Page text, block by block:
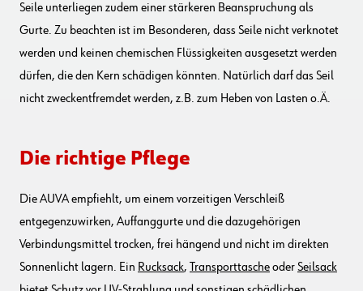
Seile unterliegen zudem einer stärkeren Beanspruchung als
Gurte. Zu beachten ist im Besonderen, dass Seile nicht verknotet
werden und keinen chemischen Flüssigkeiten ausgesetzt werden
dürfen, die den Kern schädigen könnten. Natürlich darf das Seil
nicht zweckentfremdet werden, z.B. zum Heben von Lasten o.Ä.
Die richtige Pflege
Die AUVA empfiehlt, um einem vorzeitigen Verschleiß
entgegenzuwirken, Auffanggurte und die dazugehörigen
Verbindungsmittel trocken, frei hängend und nicht im direkten
Sonnenlicht lagern. Ein Rucksack, TransporttascheoderSeilsack